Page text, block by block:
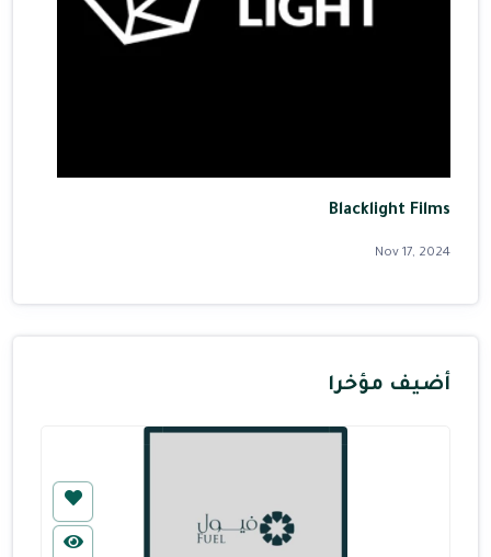
Blacklight Films
Nov 17, 2024
أضيف مؤخرا